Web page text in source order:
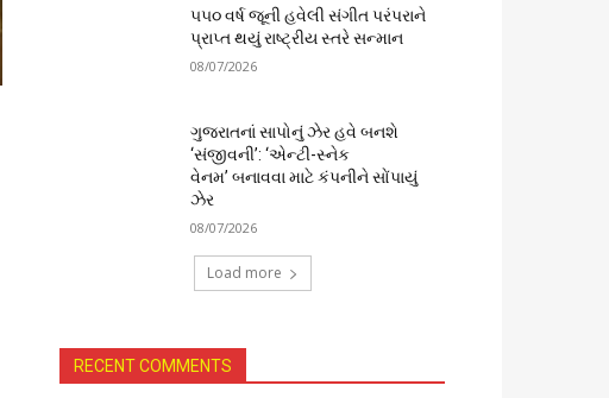
૫૫૦ વર્ષ જૂની હવેલી સંગીત પરંપરાને
પ્રાપ્ત થયું રાષ્ટ્રીય સ્તરે સન્માન
08/07/2026
ગુજરાતનાં સાપોનું ઝેર હવે બનશે
‘સંજીવની’: ‘એન્ટી-સ્નેક
વેનમ’ બનાવવા માટે કંપનીને સોંપાયું
ઝેર
08/07/2026
Load more
RECENT COMMENTS